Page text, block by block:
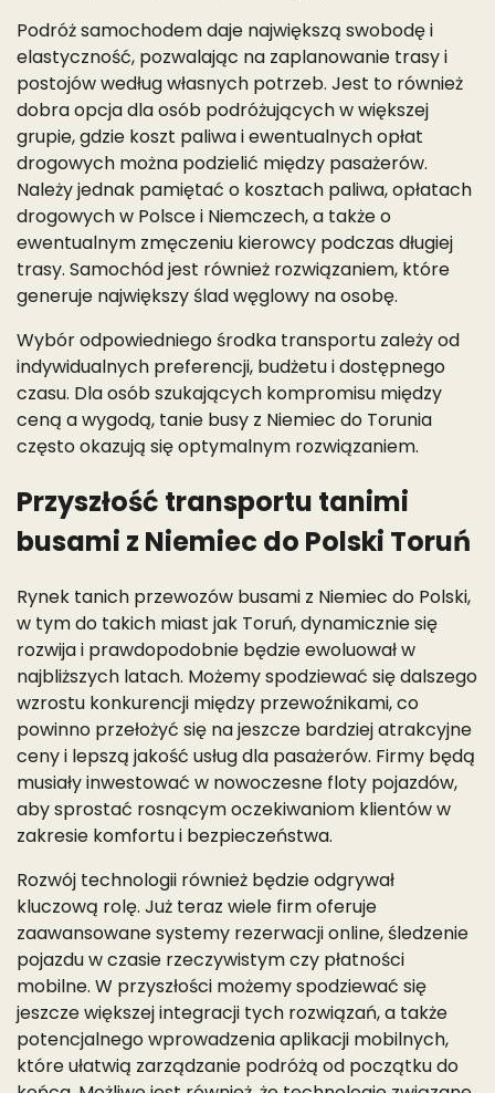
Podróż samochodem daje największą swobodę i
elastyczność, pozwalając na zaplanowanie trasy i
postojów według własnych potrzeb. Jest to również
dobra opcja dla osób podróżujących w większej
grupie, gdzie koszt paliwa i ewentualnych opłat
drogowych można podzielić między pasażerów.
Należy jednak pamiętać o kosztach paliwa, opłatach
drogowych w Polsce i Niemczech, a także o
ewentualnym zmęczeniu kierowcy podczas długiej
trasy. Samochód jest również rozwiązaniem, które
generuje największy ślad węglowy na osobę.
Wybór odpowiedniego środka transportu zależy od
indywidualnych preferencji, budżetu i dostępnego
czasu. Dla osób szukających kompromisu między
ceną a wygodą, tanie busy z Niemiec do Torunia
często okazują się optymalnym rozwiązaniem.
Przyszłość transportu tanimi
busami z Niemiec do Polski Toruń
Rynek tanich przewozów busami z Niemiec do Polski,
w tym do takich miast jak Toruń, dynamicznie się
rozwija i prawdopodobnie będzie ewoluował w
najbliższych latach. Możemy spodziewać się dalszego
wzrostu konkurencji między przewoźnikami, co
powinno przełożyć się na jeszcze bardziej atrakcyjne
ceny i lepszą jakość usług dla pasażerów. Firmy będą
musiały inwestować w nowoczesne floty pojazdów,
aby sprostać rosnącym oczekiwaniom klientów w
zakresie komfortu i bezpieczeństwa.
Rozwój technologii również będzie odgrywał
kluczową rolę. Już teraz wiele firm oferuje
zaawansowane systemy rezerwacji online, śledzenie
pojazdu w czasie rzeczywistym czy płatności
mobilne. W przyszłości możemy spodziewać się
jeszcze większej integracji tych rozwiązań, a także
potencjalnego wprowadzenia aplikacji mobilnych,
które ułatwią zarządzanie podróżą od początku do